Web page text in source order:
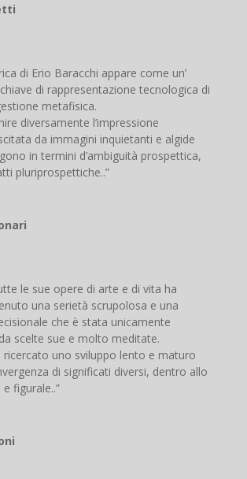
di Erio Baracchi appare come un’
di rappresentazione tecnologica di
metafisica.
diversamente l’impressione
da immagini inquietanti e algide
in termini d’ambiguità prospettica,
pluriprospettiche..”
le sue opere di arte e di vita ha
una serietà scrupolosa e una
che è stata unicamente
scelte sue e molto meditate.
ricercato uno sviluppo lento e maturo
di significati diversi, dentro allo
figurale..”